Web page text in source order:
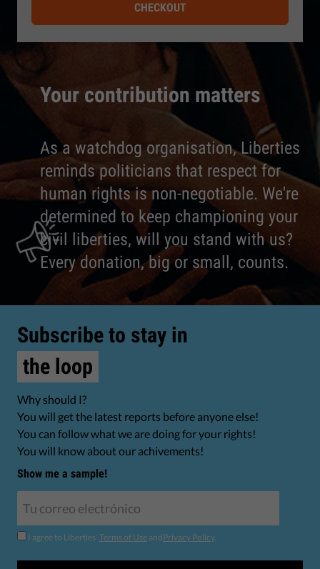
Your contribution matters
As a watchdog organisation, Liberties
reminds politicians that respect for
human rights is non-negotiable. We're
determined to keep championing your
civil liberties, will you stand with us?
Every donation, big or small, counts.
CHECKOUT
Subscribe to stay in
the loop
Why should I?
You will get the latest reports before anyone else!
You can follow what we are doing for your rights!
You will know about our achivements!
Show me a sample!
I agree to Liberties' Terms of Use andPrivacy Policy.